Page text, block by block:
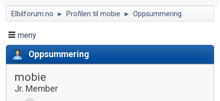
Elbilforum.no ► Profilen til mobie ► Oppsummering
meny
Oppsummering
mobie
Jr. Member